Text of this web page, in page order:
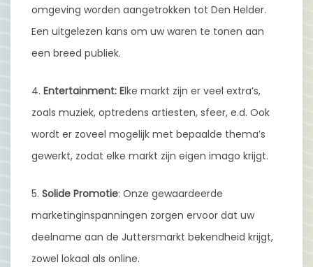
omgeving worden aangetrokken tot Den Helder.
Een uitgelezen kans om uw waren te tonen aan
een breed publiek.
4. Entertainment: Elke markt zijn er veel extra’s,
zoals muziek, optredens artiesten, sfeer, e.d. Ook
wordt er zoveel mogelijk met bepaalde thema’s
gewerkt, zodat elke markt zijn eigen imago krijgt.
5. Solide Promotie: Onze gewaardeerde
marketinginspanningen zorgen ervoor dat uw
deelname aan de Juttersmarkt bekendheid krijgt,
zowel lokaal als online.